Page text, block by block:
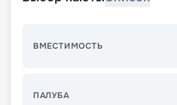
ВМЕСТИМОСТЬ
ПАЛУБА